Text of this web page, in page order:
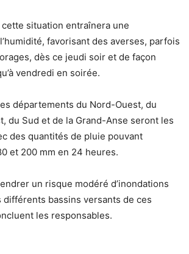
situation entraînera une
favorisant des averses, parfois
dès ce jeudi soir et de façon
vendredi en soirée.
départements du Nord-Ouest, du
du Sud et de la Grand-Anse seront les
des quantités de pluie pouvant
et 200 mm en 24 heures.
un risque modéré d’inondations
différents bassins versants de ces
les responsables.